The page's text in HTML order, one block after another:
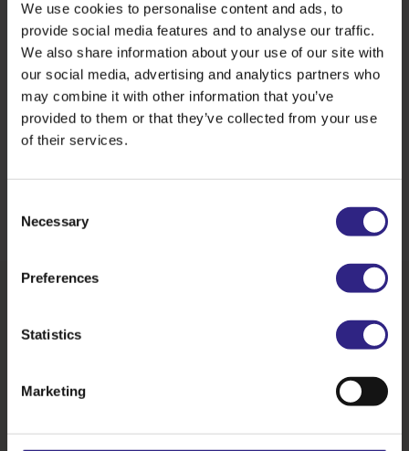
We use cookies to personalise content and ads, to
provide social media features and to analyse our traffic.
We also share information about your use of our site with
our social media, advertising and analytics partners who
may combine it with other information that you’ve
provided to them or that they’ve collected from your use
of their services.
Selection
Necessary
Preferences
Statistics
Marketing
innovatieve producttoepassingen helpen we
transities in economie en samenleving